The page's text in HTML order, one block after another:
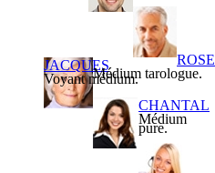
JACQUES
Voyant médium.
ROSE
Médium tarologue.
CHANTAL
Médium
pure.